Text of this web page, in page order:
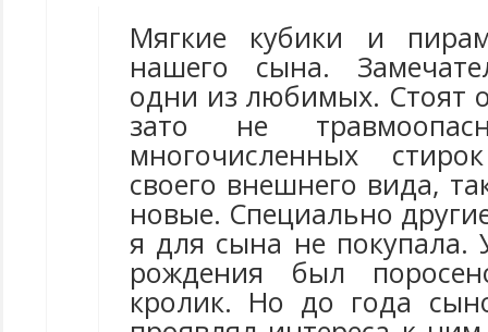
Мягкие кубики и
нашего сына.
одни из любимых. Стоят
зато не
многочисленных
своего внешнего вида,
новые. Специально
я для сына не покупала.
рождения был
кролик. Но до года